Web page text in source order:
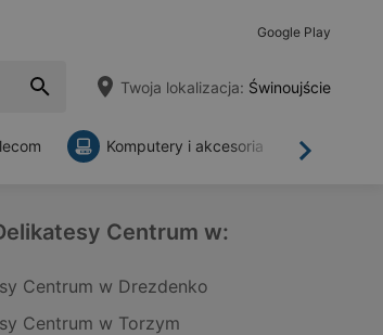
Google Play
Twoja lokalizacja: Świnoujście
Dalej
Komputery i akcesoria
Centrum w:
Centrum w Drezdenko
Centrum w Torzym